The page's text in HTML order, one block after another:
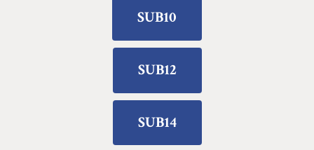
SUB10
SUB12
SUB14